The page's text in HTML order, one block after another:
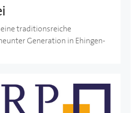
traditionsreiche
Generation in Ehingen-